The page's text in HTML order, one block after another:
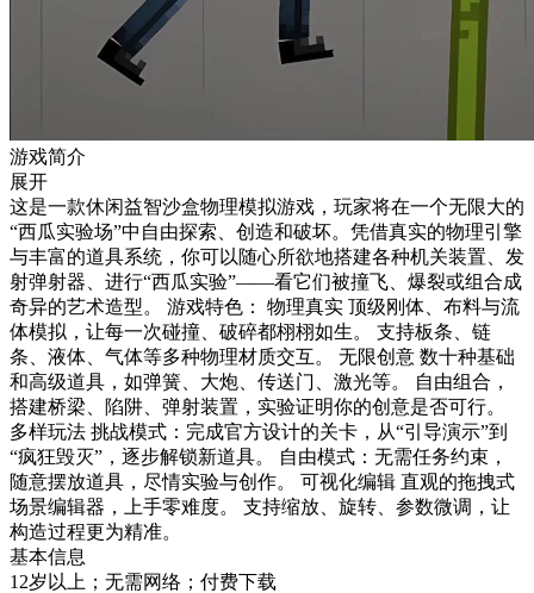
游戏简介
展开
这是一款休闲益智沙盒物理模拟游戏，玩家将在一个无限大的
“西瓜实验场”中自由探索、创造和破坏。凭借真实的物理引擎
与丰富的道具系统，你可以随心所欲地搭建各种机关装置、发
射弹射器、进行“西瓜实验”——看它们被撞飞、爆裂或组合成
奇异的艺术造型。 游戏特色： 物理真实 顶级刚体、布料与流
体模拟，让每一次碰撞、破碎都栩栩如生。 支持板条、链
条、液体、气体等多种物理材质交互。 无限创意 数十种基础
和高级道具，如弹簧、大炮、传送门、激光等。 自由组合，
搭建桥梁、陷阱、弹射装置，实验证明你的创意是否可行。
多样玩法 挑战模式：完成官方设计的关卡，从“引导演示”到
“疯狂毁灭”，逐步解锁新道具。 自由模式：无需任务约束，
随意摆放道具，尽情实验与创作。 可视化编辑 直观的拖拽式
场景编辑器，上手零难度。 支持缩放、旋转、参数微调，让
构造过程更为精准。
基本信息
12岁以上；无需网络；付费下载